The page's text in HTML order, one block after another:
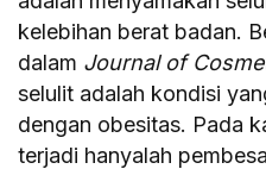
kelebihan berat badan.
dalam Journal of
selulit adalah kondisi
dengan obesitas. Pada
terjadi hanyalah